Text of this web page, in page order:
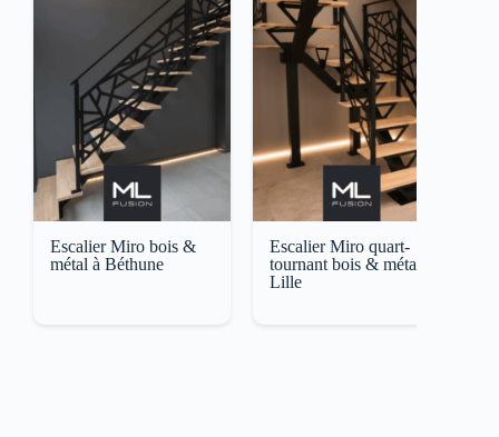
Escalier Miro bois &
métal à Béthune
Escalier Miro quart-
tournant bois & métal à
Lille